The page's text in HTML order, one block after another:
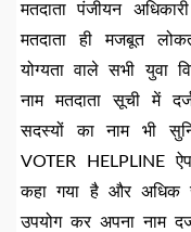
मतदाता पंजीयन
मतदाता ही मजबूत
योग्यता वाले सभी युवा
नाम मतदाता सूची में
सदस्यों का नाम भी
VOTER HELPLINE
कहा गया है और अधिक
उपयोग कर अपना नाम